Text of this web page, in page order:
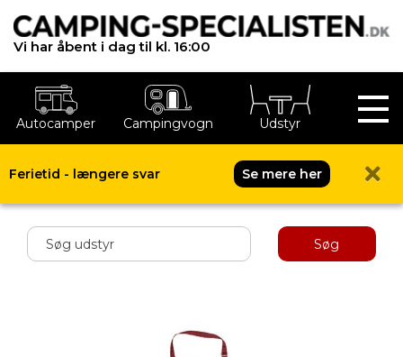
Vi har åbent i dag til kl. 16:00
Autocamper Campingvogn Udstyr
Ferietid - længere svar
Se mere her
Søg